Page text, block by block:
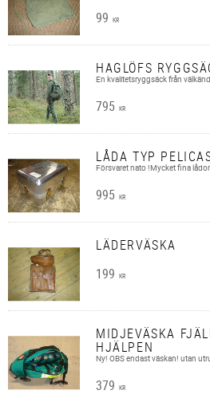
99 KR
HAGLÖFS
En kvalitetsryggsäck från
795 KR
LÅDA TYP
Försvaret nato !Mycket fina
995 KR
LÄDERVÄSKA
199 KR
MIDJEVÄSKA
HJÄLPEN
Ny! OBS endast väskan! utan
379 KR